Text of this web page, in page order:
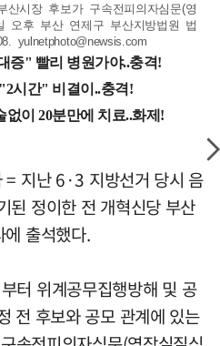
시장 후보가 구속전피의자심문(영
오후 부산 연제구 부산지방법원 법
yulnetphoto@newsis.com
= 지난 6·3 지방선거 당시 음
된 정이한 전 개혁신당 부산
출석했다.
터 위계공무집행방해 및 공
전 후보와 공모 관계에 있는